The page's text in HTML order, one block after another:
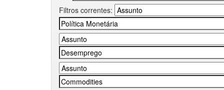
Filtros correntes: